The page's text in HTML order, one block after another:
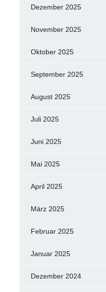
Dezember 2025
November 2025
Oktober 2025
September 2025
August 2025
Juli 2025
Juni 2025
Mai 2025
April 2025
März 2025
Februar 2025
Januar 2025
Dezember 2024